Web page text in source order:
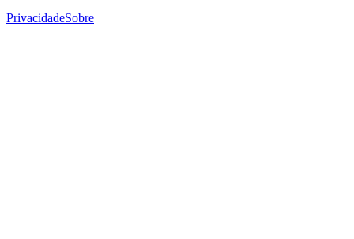
PrivacidadeSobre